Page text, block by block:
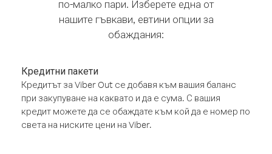
по-малко пари. Изберете една от
нашите гъвкави, евтини опции за
обаждания:
Кредитни пакети
Кредитът за Viber Out се добавя към вашия баланс
при закупуване на каквато и да е сума. С вашия
кредит можете да се обаждате към кой да е номер по
света на ниските цени на Viber.